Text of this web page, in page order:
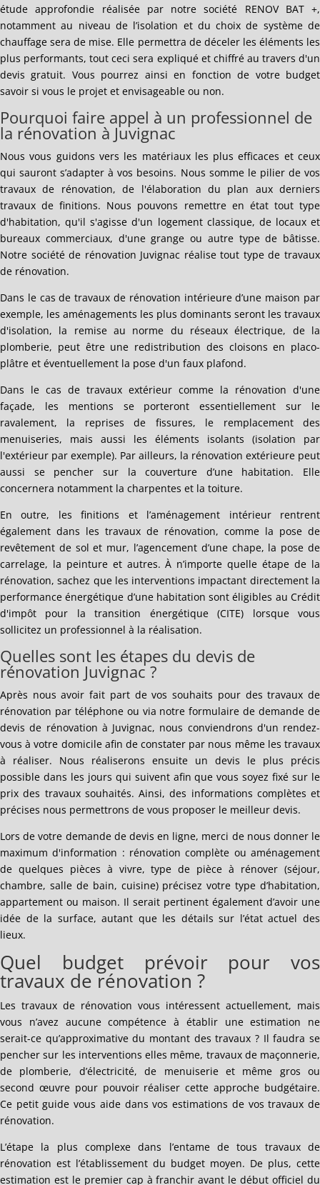
étude approfondie réalisée par notre société RENOV BAT +,
notamment au niveau de l’isolation et du choix de système de
chauffage sera de mise. Elle permettra de déceler les éléments les
plus performants, tout ceci sera expliqué et chiffré au travers d'un
devis gratuit. Vous pourrez ainsi en fonction de votre budget
savoir si vous le projet et envisageable ou non.
Pourquoi faire appel à un professionnel de
la rénovation à Juvignac
Nous vous guidons vers les matériaux les plus efficaces et ceux
qui sauront s’adapter à vos besoins. Nous somme le pilier de vos
travaux de rénovation, de l'élaboration du plan aux derniers
travaux de finitions. Nous pouvons remettre en état tout type
d'habitation, qu'il s'agisse d'un logement classique, de locaux et
bureaux commerciaux, d'une grange ou autre type de bâtisse.
Notre société de rénovation Juvignac réalise tout type de travaux
de rénovation.
Dans le cas de travaux de rénovation intérieure d’une maison par
exemple, les aménagements les plus dominants seront les travaux
d'isolation, la remise au norme du réseaux électrique, de la
plomberie, peut être une redistribution des cloisons en placo-
plâtre et éventuellement la pose d'un faux plafond.
Dans le cas de travaux extérieur comme la rénovation d'une
façade, les mentions se porteront essentiellement sur le
ravalement, la reprises de fissures, le remplacement des
menuiseries, mais aussi les éléments isolants (isolation par
l'extérieur par exemple). Par ailleurs, la rénovation extérieure peut
aussi se pencher sur la couverture d’une habitation. Elle
concernera notamment la charpentes et la toiture.
En outre, les finitions et l’aménagement intérieur rentrent
également dans les travaux de rénovation, comme la pose de
revêtement de sol et mur, l’agencement d’une chape, la pose de
carrelage, la peinture et autres. À n’importe quelle étape de la
rénovation, sachez que les interventions impactant directement la
performance énergétique d’une habitation sont éligibles au Crédit
d'impôt pour la transition énergétique (CITE) lorsque vous
sollicitez un professionnel à la réalisation.
Quelles sont les étapes du devis de
rénovation Juvignac ?
Après nous avoir fait part de vos souhaits pour des travaux de
rénovation par téléphone ou via notre formulaire de demande de
devis de rénovation à Juvignac, nous conviendrons d'un rendez-
vous à votre domicile afin de constater par nous même les travaux
à réaliser. Nous réaliserons ensuite un devis le plus précis
possible dans les jours qui suivent afin que vous soyez fixé sur le
prix des travaux souhaités. Ainsi, des informations complètes et
précises nous permettrons de vous proposer le meilleur devis.
Lors de votre demande de devis en ligne, merci de nous donner le
maximum d'information : rénovation complète ou aménagement
de quelques pièces à vivre, type de pièce à rénover (séjour,
chambre, salle de bain, cuisine) précisez votre type d’habitation,
appartement ou maison. Il serait pertinent également d’avoir une
idée de la surface, autant que les détails sur l’état actuel des
lieux.
Quel budget prévoir pour vos
travaux de rénovation ?
Les travaux de rénovation vous intéressent actuellement, mais
vous n’avez aucune compétence à établir une estimation ne
serait-ce qu’approximative du montant des travaux ? Il faudra se
pencher sur les interventions elles même, travaux de maçonnerie,
de plomberie, d’électricité, de menuiserie et même gros ou
second œuvre pour pouvoir réaliser cette approche budgétaire.
Ce petit guide vous aide dans vos estimations de vos travaux de
rénovation.
L’étape la plus complexe dans l’entame de tous travaux de
rénovation est l’établissement du budget moyen. De plus, cette
estimation est le premier cap à franchir avant le début officiel du